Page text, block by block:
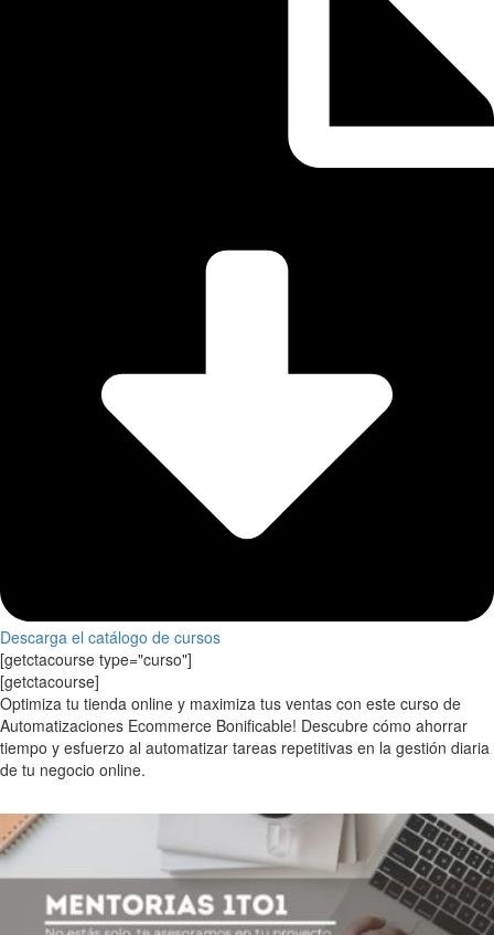
Descarga el catálogo de cursos
[getctacourse type="curso"]
[getctacourse]
Optimiza tu tienda online y maximiza tus ventas con este curso de
Automatizaciones Ecommerce Bonificable! Descubre cómo ahorrar
tiempo y esfuerzo al automatizar tareas repetitivas en la gestión diaria
de tu negocio online.